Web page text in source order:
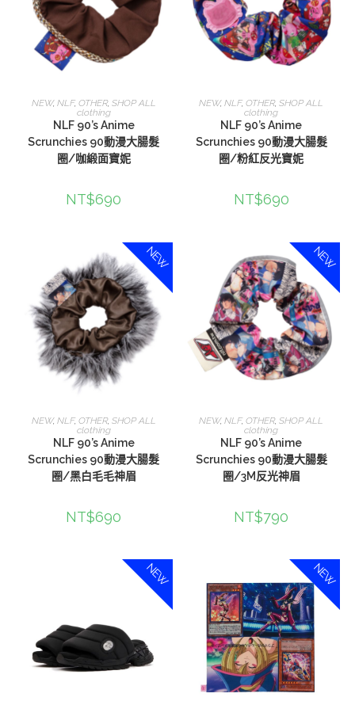
選擇規格
NEW, NLF, OTHER, SHOP ALL
clothing
NLF 90’s Anime
Scrunchies 90動漫大腸髮
圈/咖緞面寶妮
NT$690
選擇規格
NEW,NLF,OTHER,SHOP ALL
clothing
NLF 90’s Anime
Scrunchies 90動漫大腸髮
圈/粉紅反光寶妮
NT$690
NEW
選擇規格
NEW, NLF, OTHER, SHOP ALL
clothing
NLF 90’s Anime
Scrunchies 90動漫大腸髮
圈/黑白毛毛神眉
NT$690
NEW
選擇規格
NEW,NLF,OTHER,SHOP ALL
clothing
NLF 90’s Anime
Scrunchies 90動漫大腸髮
圈/3M反光神眉
NT$790
NEW NEW